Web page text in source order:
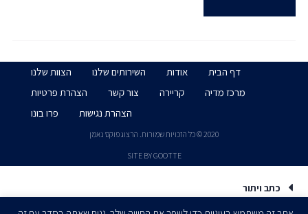
דף הבית אודות השירותים שלנו
הצוות שלנו
מרכז מדיה
קריירה צור קשר
הצהרת פרטיות
הצהרת נגישות
פרו בונו
2020 © כל הזכויות שמורות. הרצוג פוקס נאמן
SITE BY GOOTTE
כתב ויתור